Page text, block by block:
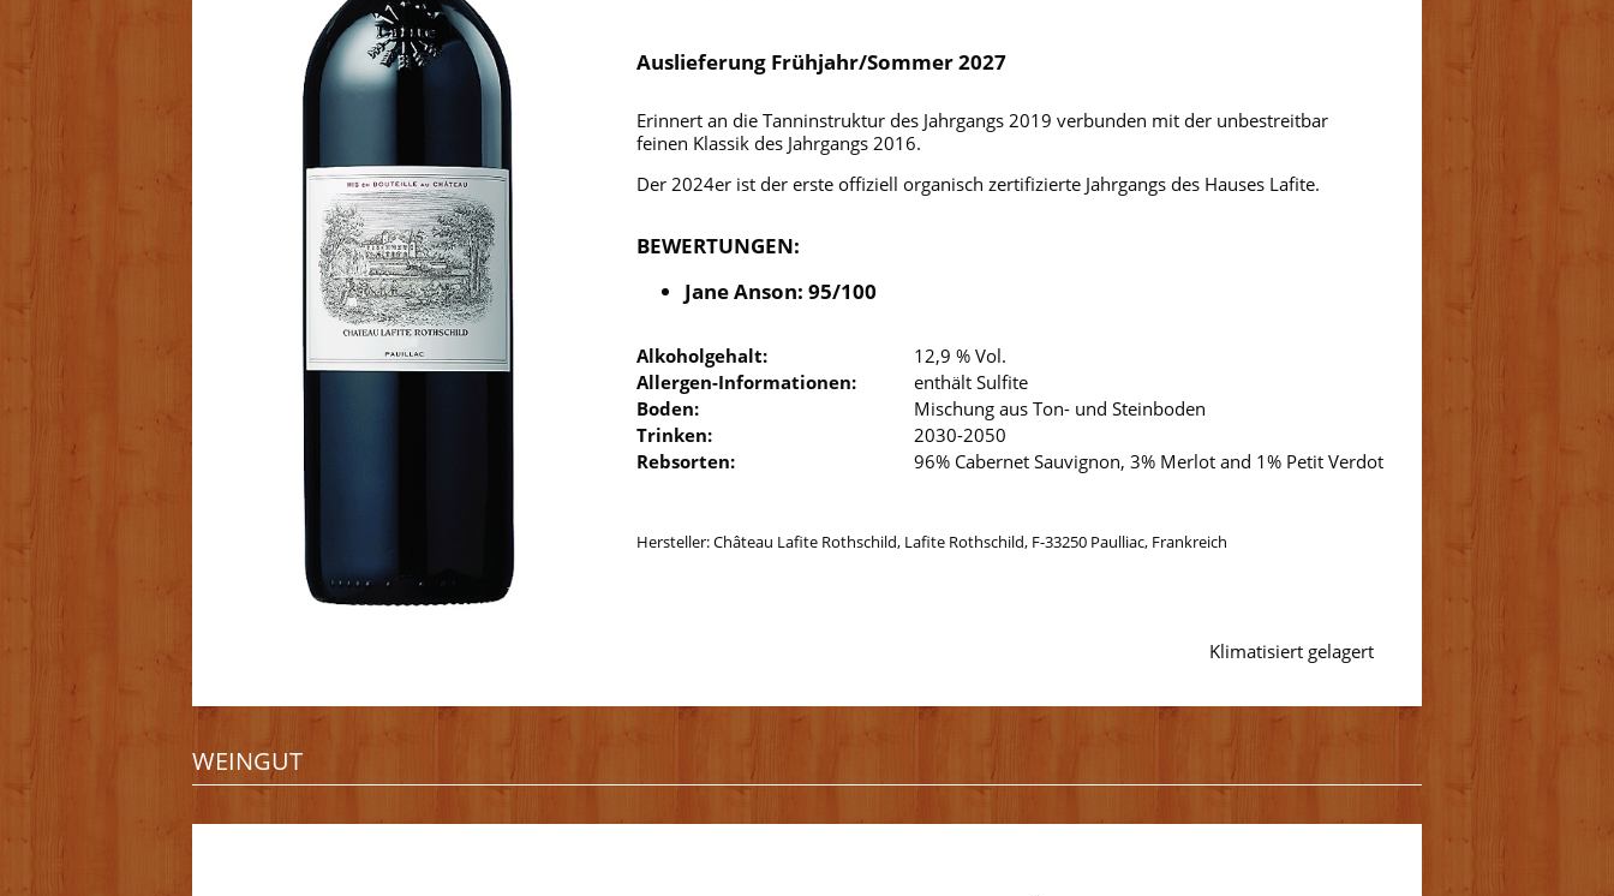
Auslieferung Frühjahr/Sommer 2027
Erinnert an die Tanninstruktur des Jahrgangs 2019 verbunden mit der unbestreitbar
feinen Klassik des Jahrgangs 2016.
Der 2024er ist der erste offiziell organisch zertifizierte Jahrgangs des Hauses Lafite.
BEWERTUNGEN:
Jane Anson: 95/100
Alkoholgehalt:
12,9 % Vol.
Allergen-Informationen:
enthält Sulfite
Boden:
Mischung aus Ton- und Steinboden
Trinken:
2030-2050
Rebsorten:
96% Cabernet Sauvignon, 3% Merlot and 1% Petit Verdot
Hersteller: Château Lafite Rothschild, Lafite Rothschild, F-33250 Paulliac, Frankreich
Klimatisiert gelagert
WEINGUT